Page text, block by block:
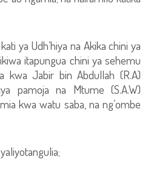
ya Udh’hiya na Akika chini ya
itapungua chini ya sehemu
kwa Jabir bin Abdullah (R.A)
pamoja na Mtume (S.A.W)
kwa watu saba, na ng’ombe